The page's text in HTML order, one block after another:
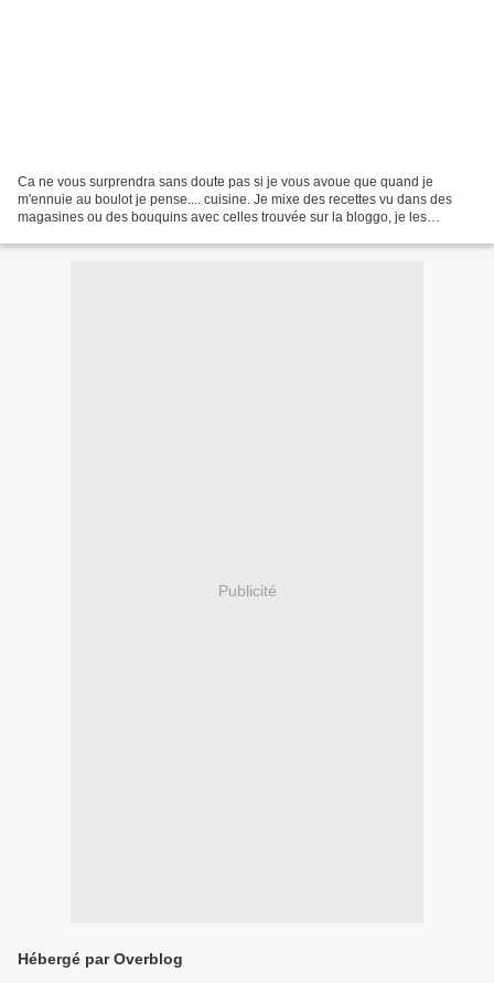
Ca ne vous surprendra sans doute pas si je vous avoue que quand je
m'ennuie au boulot je pense.... cuisine. Je mixe des recettes vu dans des
magasines ou des bouquins avec celles trouvée sur la bloggo, je les
Publicité
Hébergé par Overblog